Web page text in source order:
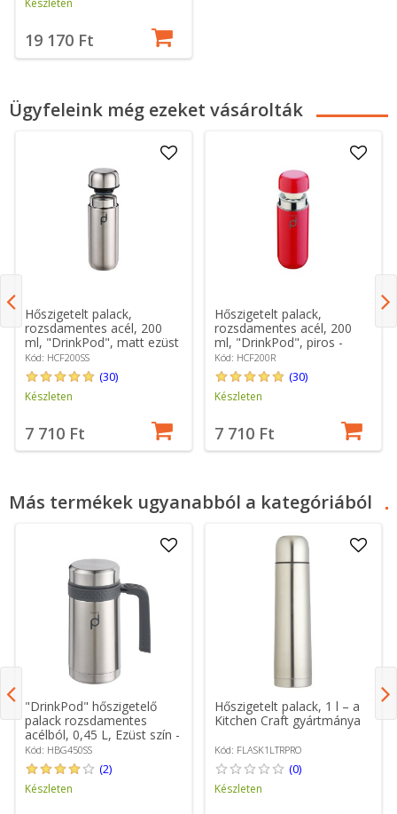
Készleten
19 170 Ft
Ügyfeleink még ezeket vásárolták
Hőszigetelt palack,
rozsdamentes acél, 200
ml, "DrinkPod", matt ezüst
- Grunwerg
Kód: HCF200SS
(30)
Készleten
7 710 Ft
Hőszigetelt palack,
rozsdamentes acél, 200
ml, "DrinkPod", piros -
Grunwerg
Kód: HCF200R
(30)
Készleten
7 710 Ft
Más termékek ugyanabból a kategóriából
"DrinkPod" hőszigetelő
palack rozsdamentes
acélból, 0,45 L, Ezüst szín -
Grunwerg
Kód: HBG450SS
(2)
Készleten
Hőszigetelt palack, 1 l – a
Kitchen Craft gyártmánya
Kód: FLASK1LTRPRO
(0)
Készleten